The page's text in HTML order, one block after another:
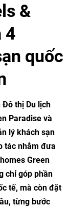
&
4
quốc
Đô thị Du lịch
Paradise và
lý khách sạn
tác nhằm đưa
Green
chỉ góp phần
tế, mà còn đặt
từng bước